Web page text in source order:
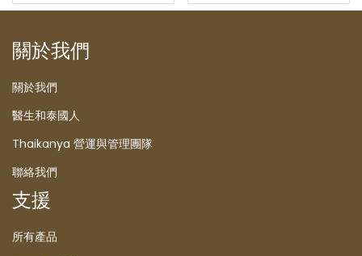
關於我們
關於我們
醫生和泰國人
Thaikanya 營運與管理團隊
聯絡我們
支援
所有產品